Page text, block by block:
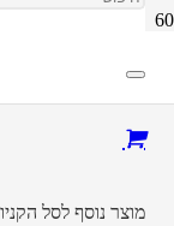
מוצר נוסף לסל